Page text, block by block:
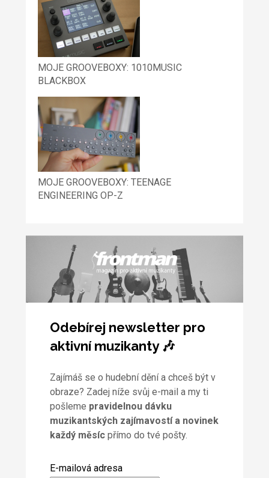
MOJE GROOVEBOXY: 1010MUSIC
BLACKBOX
MOJE GROOVEBOXY: TEENAGE
ENGINEERING OP-Z
Odebírej newsletter pro
aktivní muzikanty 🎶
Zajímáš se o hudební dění a chceš být v
obraze? Zadej níže svůj e-mail a my ti
pošleme pravidelnou dávku
muzikantských zajímavostí a novinek
každý měsícpřímo do tvé pošty.
E-mailová adresa